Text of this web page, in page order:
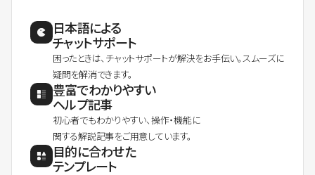
日本語による
チャットサポート
困ったときは、チャットサポートが解決をお手伝い。スムーズに
疑問を解消できます。
豊富でわかりやすい
ヘルプ記事
初心者でもわかりやすい、操作・機能に
関する解説記事をご用意しています。
目的に合わせた
テンプレート